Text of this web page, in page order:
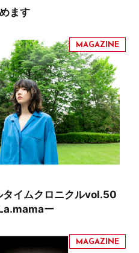
ます
イムクロニクルvol.50
ー